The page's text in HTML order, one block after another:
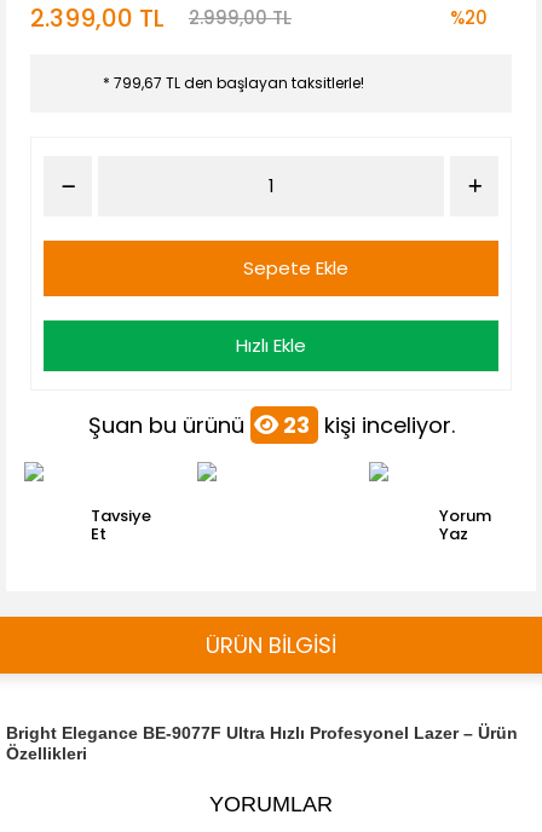
2.399,00 TL 2.999,00 TL %20
* 799,67 TL den başlayan taksitlerle!
Sepete Ekle
Hızlı Ekle
Şuan bu ürünü 23 kişi inceliyor.
Tavsiye
Et
Yorum
Yaz
ÜRÜN BİLGİSİ
Bright Elegance BE-9077F Ultra Hızlı Profesyonel Lazer – Ürün
Özellikleri
YORUMLAR